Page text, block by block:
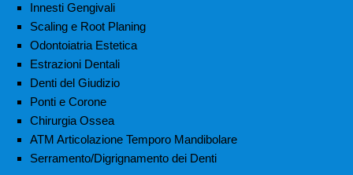
Innesti Gengivali
Scaling e Root Planing
Odontoiatria Estetica
Estrazioni Dentali
Denti del Giudizio
Ponti e Corone
Chirurgia Ossea
ATM Articolazione Temporo Mandibolare
Serramento/Digrignamento dei Denti